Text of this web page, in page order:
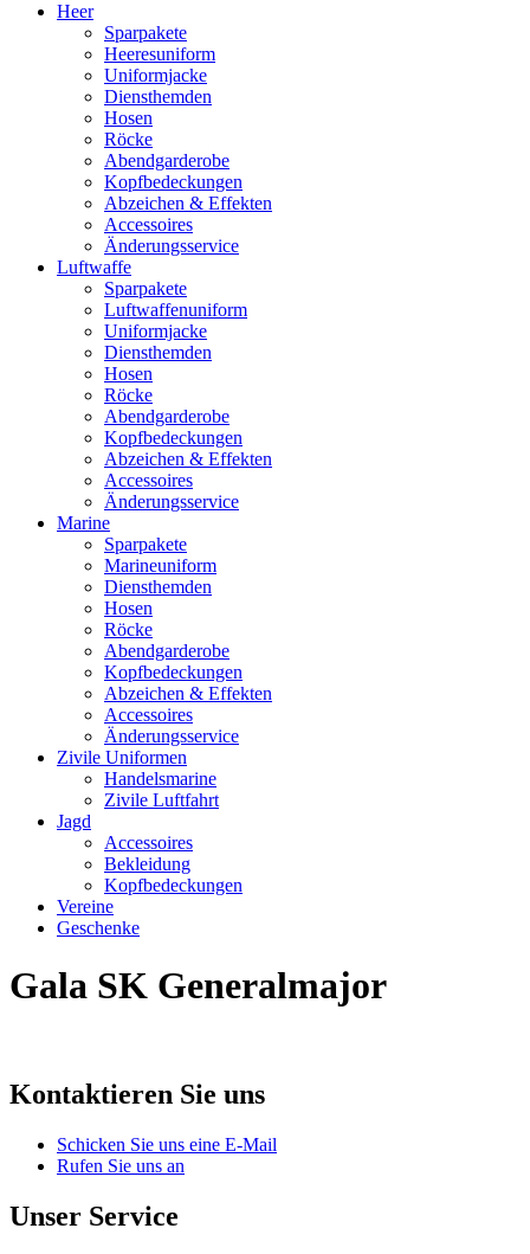
Heer
Sparpakete
Heeresuniform
Uniformjacke
Diensthemden
Hosen
Röcke
Abendgarderobe
Kopfbedeckungen
Abzeichen & Effekten
Accessoires
Änderungsservice
Luftwaffe
Sparpakete
Luftwaffenuniform
Uniformjacke
Diensthemden
Hosen
Röcke
Abendgarderobe
Kopfbedeckungen
Abzeichen & Effekten
Accessoires
Änderungsservice
Marine
Sparpakete
Marineuniform
Diensthemden
Hosen
Röcke
Abendgarderobe
Kopfbedeckungen
Abzeichen & Effekten
Accessoires
Änderungsservice
Zivile Uniformen
Handelsmarine
Zivile Luftfahrt
Jagd
Accessoires
Bekleidung
Kopfbedeckungen
Vereine
Geschenke
Gala SK Generalmajor
Kontaktieren Sie uns
Schicken Sie uns eine E-Mail
Rufen Sie uns an
Unser Service